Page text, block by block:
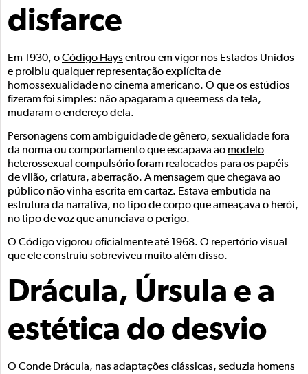
disfarce
Em 1930, oCódigo Haysentrou em vigor nos Estados Unidos
e proibiu qualquer representação explícita de
homossexualidade no cinema americano. O que os estúdios
fizeram foi simples: não apagaram a queerness da tela,
mudaram o endereço dela.
Personagens com ambiguidade de gênero, sexualidade fora
da norma ou comportamento que escapava ao modelo
heterossexual compulsórioforam realocados para os papéis
de vilão, criatura, aberração. A mensagem que chegava ao
público não vinha escrita em cartaz. Estava embutida na
estrutura da narrativa, no tipo de corpo que ameaçava o herói,
no tipo de voz que anunciava o perigo.
O Código vigorou oficialmente até 1968. O repertório visual
que ele construiu sobreviveu muito além disso.
Drácula, Úrsula e a
estética do desvio
O Conde Drácula, nas adaptações clássicas, seduzia homens